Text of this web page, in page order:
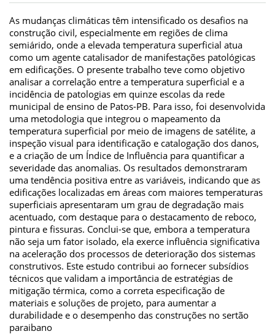
As mudanças climáticas têm intensificado os desafios na
construção civil, especialmente em regiões de clima
semiárido, onde a elevada temperatura superficial atua
como um agente catalisador de manifestações patológicas
em edificações. O presente trabalho teve como objetivo
analisar a correlação entre a temperatura superficial e a
incidência de patologias em quinze escolas da rede
municipal de ensino de Patos-PB. Para isso, foi desenvolvida
uma metodologia que integrou o mapeamento da
temperatura superficial por meio de imagens de satélite, a
inspeção visual para identificação e catalogação dos danos,
e a criação de um Índice de Influência para quantificar a
severidade das anomalias. Os resultados demonstraram
uma tendência positiva entre as variáveis, indicando que as
edificações localizadas em áreas com maiores temperaturas
superficiais apresentaram um grau de degradação mais
acentuado, com destaque para o destacamento de reboco,
pintura e fissuras. Conclui-se que, embora a temperatura
não seja um fator isolado, ela exerce influência significativa
na aceleração dos processos de deterioração dos sistemas
construtivos. Este estudo contribui ao fornecer subsídios
técnicos que validam a importância de estratégias de
mitigação térmica, como a correta especificação de
materiais e soluções de projeto, para aumentar a
durabilidade e o desempenho das construções no sertão
paraibano